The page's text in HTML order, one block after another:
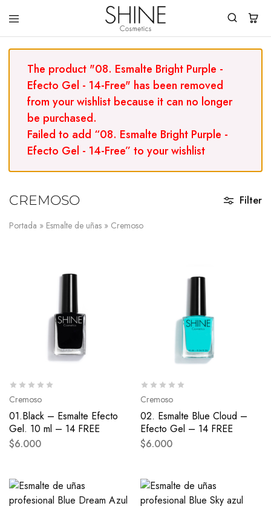
Shine
Cosmetics
You
Shine
The product "08. Esmalte Bright Purple -
Efecto Gel - 14-Free" has been removed
from your wishlist because it can no longer
be purchased.
Failed to add “08. Esmalte Bright Purple -
Efecto Gel - 14-Free” to your wishlist
CREMOSO
Portada » Esmalte de uñas » Cremoso
Filter
Cremoso
01.Black – Esmalte Efecto
Gel. 10 ml – 14 FREE
$6.000
Cremoso
02. Esmalte Blue Cloud –
Efecto Gel – 14 FREE
$6.000